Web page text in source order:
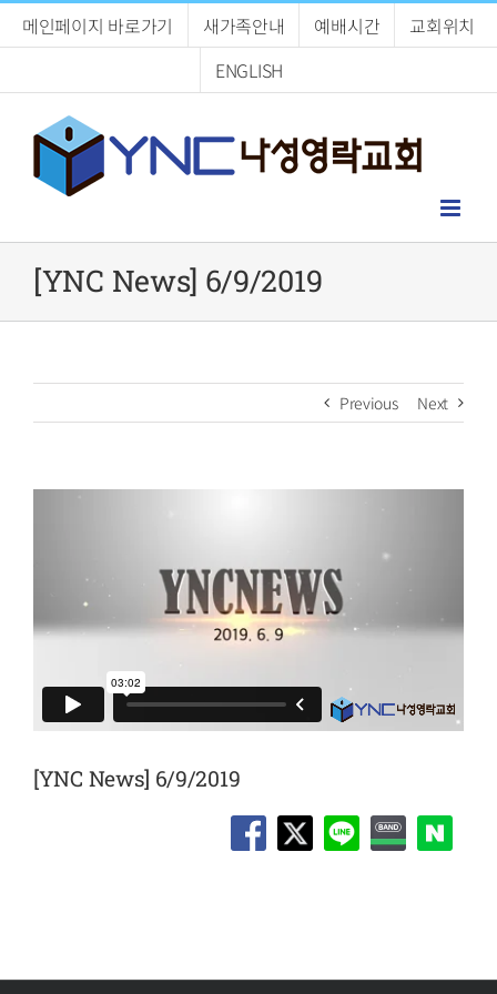
메인페이지 바로가기 새가족안내 예배시간
교회위치
ENGLISH
[YNC News] 6/9/2019
Previous Next
[YNC News] 6/9/2019